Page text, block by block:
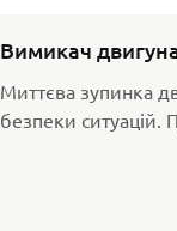
Вимикач
Миттєва зупинка
безпеки ситуацій.